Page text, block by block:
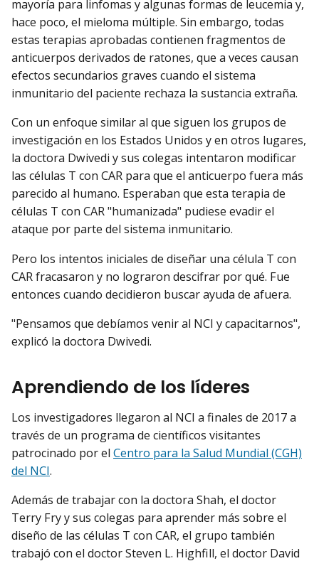
mayoría para linfomas y algunas formas de leucemia y,
hace poco, el mieloma múltiple. Sin embargo, todas
estas terapias aprobadas contienen fragmentos de
anticuerpos derivados de ratones, que a veces causan
efectos secundarios graves cuando el sistema
inmunitario del paciente rechaza la sustancia extraña.
Con un enfoque similar al que siguen los grupos de
investigación en los Estados Unidos y en otros lugares,
la doctora Dwivedi y sus colegas intentaron modificar
las células T con CAR para que el anticuerpo fuera más
parecido al humano. Esperaban que esta terapia de
células T con CAR "humanizada" pudiese evadir el
ataque por parte del sistema inmunitario.
Pero los intentos iniciales de diseñar una célula T con
CAR fracasaron y no lograron descifrar por qué. Fue
entonces cuando decidieron buscar ayuda de afuera.
"Pensamos que debíamos venir al NCI y capacitarnos",
explicó la doctora Dwivedi.
Aprendiendo de los líderes
Los investigadores llegaron al NCI a finales de 2017 a
través de un programa de científicos visitantes
patrocinado por el Centro para la Salud Mundial (CGH)
del NCI.
Además de trabajar con la doctora Shah, el doctor
Terry Fry y sus colegas para aprender más sobre el
diseño de las células T con CAR, el grupo también
trabajó con el doctor Steven L. Highfill, el doctor David